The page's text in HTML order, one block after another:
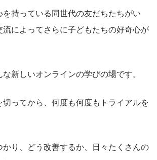
持っている同世代の友だちたちがい
流によってさらに子どもたちの好奇心が
新しいオンラインの学びの場です。
ってから、何度も何度もトライアルを
り、どう改善するか、日々たくさんの